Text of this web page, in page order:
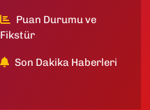
Puan Durumu ve
Fikstür
Son Dakika Haberleri